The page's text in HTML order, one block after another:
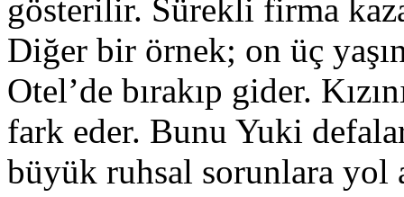
gösterilir. Sürekli firma
Diğer bir örnek; on üç
Otel’de bırakıp gider.
fark eder. Bunu Yuki
büyük ruhsal sorunlara yol